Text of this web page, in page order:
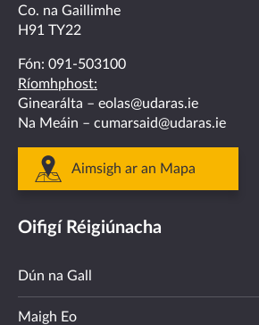
Co. na Gaillimhe
H91 TY22
Fón: 091-503100
Ríomhphost:
Ginearálta – eolas@udaras.ie
Na Meáin – cumarsaid@udaras.ie
Aimsigh ar an Mapa
Oifigí Réigiúnacha
Dún na Gall
Maigh Eo